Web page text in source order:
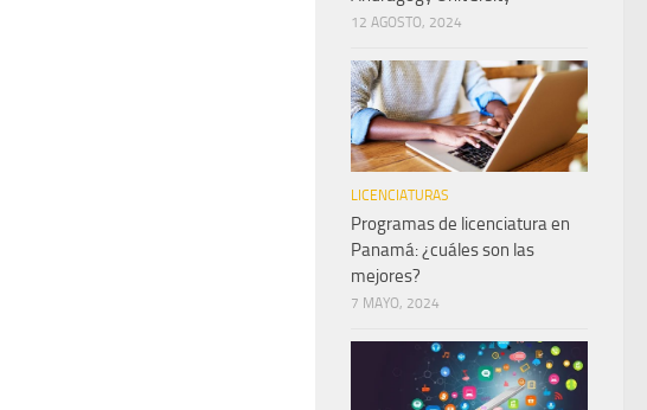
12 AGOSTO, 2024
LICENCIATURAS
Programas de licenciatura en
Panamá: ¿cuáles son las
mejores?
7 MAYO, 2024